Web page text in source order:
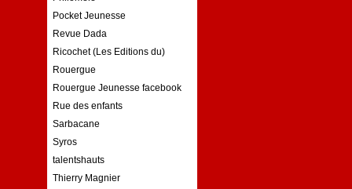
Pocket Jeunesse
Revue Dada
Ricochet (Les Editions du)
Rouergue
Rouergue Jeunesse facebook
Rue des enfants
Sarbacane
Syros
talentshauts
Thierry Magnier